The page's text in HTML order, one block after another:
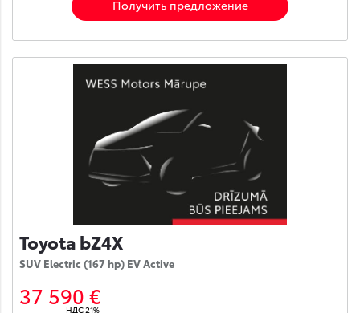
Получить предложение
Toyota bZ4X
SUV Electric (167 hp) EV Active
37 590 €
НДС 21%